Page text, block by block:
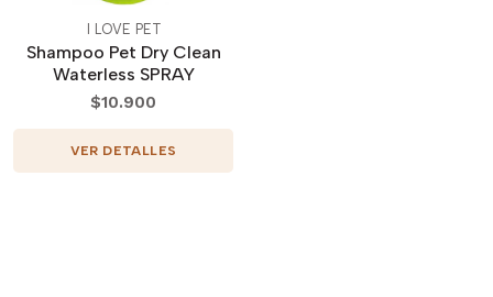
I LOVE PET
Shampoo Pet Dry Clean
Waterless SPRAY
$10.900
VER DETALLES